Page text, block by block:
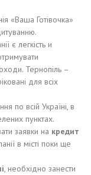
«Ваша Готівочка»
є легкість и
Тернопіль –
для всіх
по всій Україні, в
пунктах.
заявки на кредит
в місті поки ще
, необхідно занести